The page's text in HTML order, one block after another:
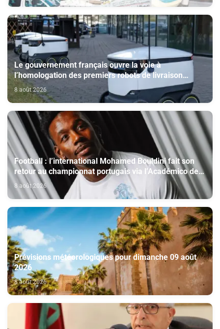
Le gouvernement français ouvre la voie à
l’homologation des premiers robots de livraison
autonome
8 août 2026
Football : l’international Mohamed Bouldini fait son
retour au championnat portugais via l’Académico de
Viseu
8 août 2026
Prévisions météorologiques pour dimanche 09 août
2026
8 août 2026